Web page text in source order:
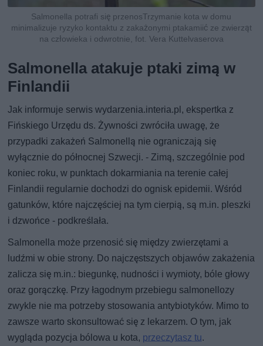
Salmonella potrafi się przenosTrzymanie kota w domu
minimalizuje ryzyko kontaktu z zakażonymi ptakamiić ze zwierząt
na człowieka i odwrotnie, fot. Vera Kuttelvaserova
Salmonella atakuje ptaki zimą w
Finlandii
Jak informuje serwis wydarzenia.interia.pl, ekspertka z
Fińskiego Urzędu ds. Żywności zwróciła uwagę, że
przypadki zakażeń Salmonellą nie ograniczają się
wyłącznie do północnej Szwecji. - Zimą, szczególnie pod
koniec roku, w punktach dokarmiania na terenie całej
Finlandii regularnie dochodzi do ognisk epidemii. Wśród
gatunków, które najczęściej na tym cierpią, są m.in. pleszki
i dzwońce - podkreślała.
Salmonella może przenosić się między zwierzętami a
ludźmi w obie strony. Do najczęstszych objawów zakażenia
zalicza się m.in.: biegunkę, nudności i wymioty, bóle głowy
oraz gorączkę. Przy łagodnym przebiegu salmonellozy
zwykle nie ma potrzeby stosowania antybiotyków. Mimo to
zawsze warto skonsultować się z lekarzem. O tym, jak
wygląda pozycja bólowa u kota, przeczytasz tu.